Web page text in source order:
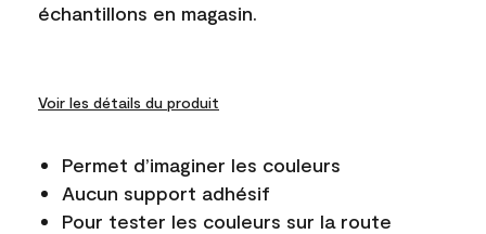
échantillons en magasin.
Voir les détails du produit
Permet d’imaginer les couleurs
Aucun support adhésif
Pour tester les couleurs sur la route